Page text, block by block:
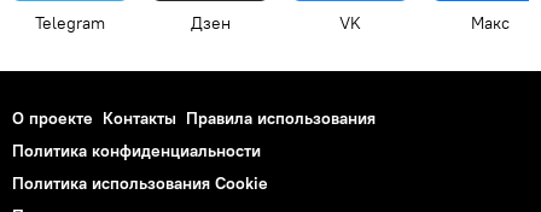
Telegram Дзен VK Макс
О проекте Контакты Правила использования
Политика конфиденциальности
Политика использования Cookie